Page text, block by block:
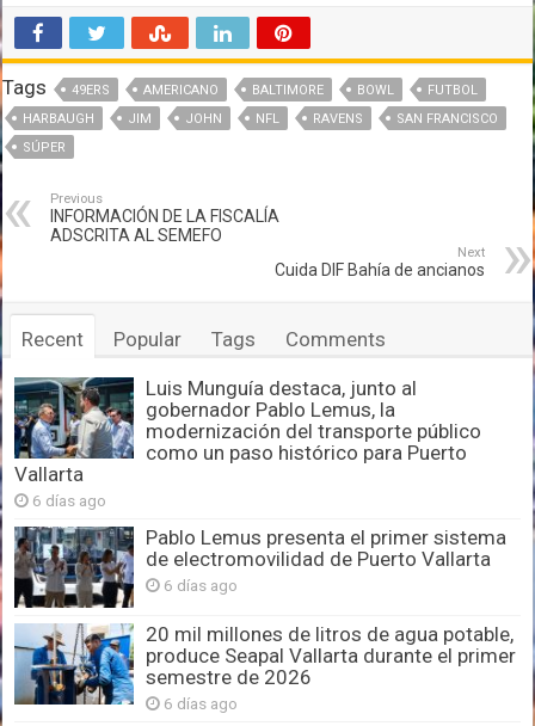
Tags 49ERS AMERICANO BALTIMORE BOWL
FUTBOL
HARBAUGH
JIM JOHN NFL RAVENS
SAN FRANCISCO
SÚPER
Previous
INFORMACIÓN DE LA FISCALÍA
ADSCRITA AL SEMEFO
Next
Cuida DIF Bahía de ancianos
Recent Popular Tags Comments
Luis Munguía destaca, junto al
gobernador Pablo Lemus, la
modernización del transporte público
como un paso histórico para Puerto
Vallarta
6 días ago
Pablo Lemus presenta el primer sistema
de electromovilidad de Puerto Vallarta
6 días ago
20 mil millones de litros de agua potable,
produce Seapal Vallarta durante el primer
semestre de 2026
6 días ago